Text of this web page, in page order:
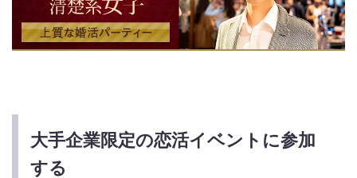
大手企業限定の恋活イベントに参加
する